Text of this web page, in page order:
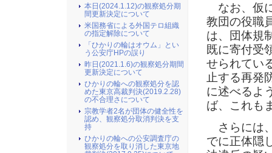
なお、仮
教団の役職
は、団体規
既に寄付受
せられてい
止する再発
に述べるよ
ば、これも
さらには
でに正体隠
本日(2024.1.12)の観察処分期
間更新決定について
米国務省による外国テロ組織
の指定解除について
「ひかりの輪はオウム」とい
う公安庁HPの誤り
昨日(2021.1.6)の観察処分期間
更新決定について
ひかりの輪への観察処分を認
めた東京高裁判決(2019.2.28)
の不合理さについて
宗教学者2名が団体の健全性を
認め、観察処分取消判決を支
持
ひかりの輪への公安調査庁の
観察処分を取り消した東京地